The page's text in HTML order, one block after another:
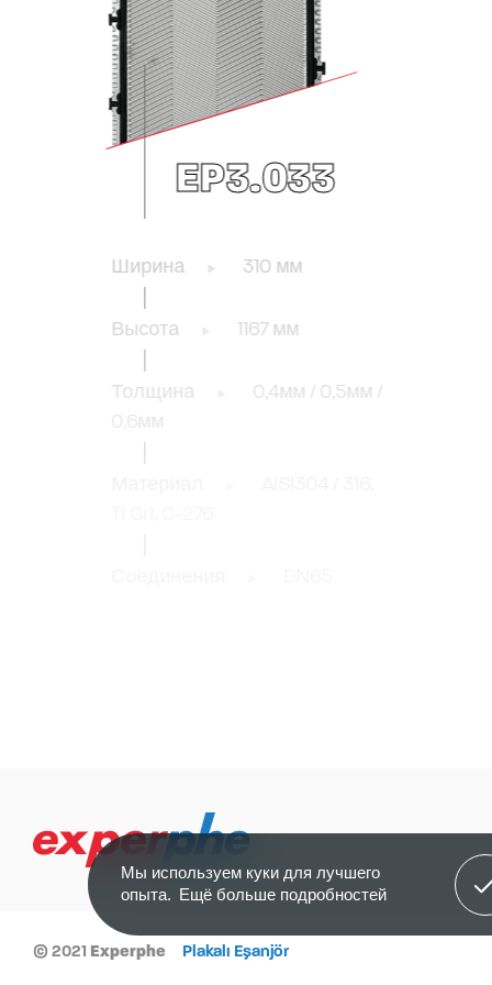
Мы используем куки для лучшего
опыта. Ещё больше подробностей
Я
EP3.033
Ширина 310 мм
Высота 1167 мм
Толщина
0,4мм / 0,5мм /
0,6мм
© 2021 Experphe Plakalı Eşanjör